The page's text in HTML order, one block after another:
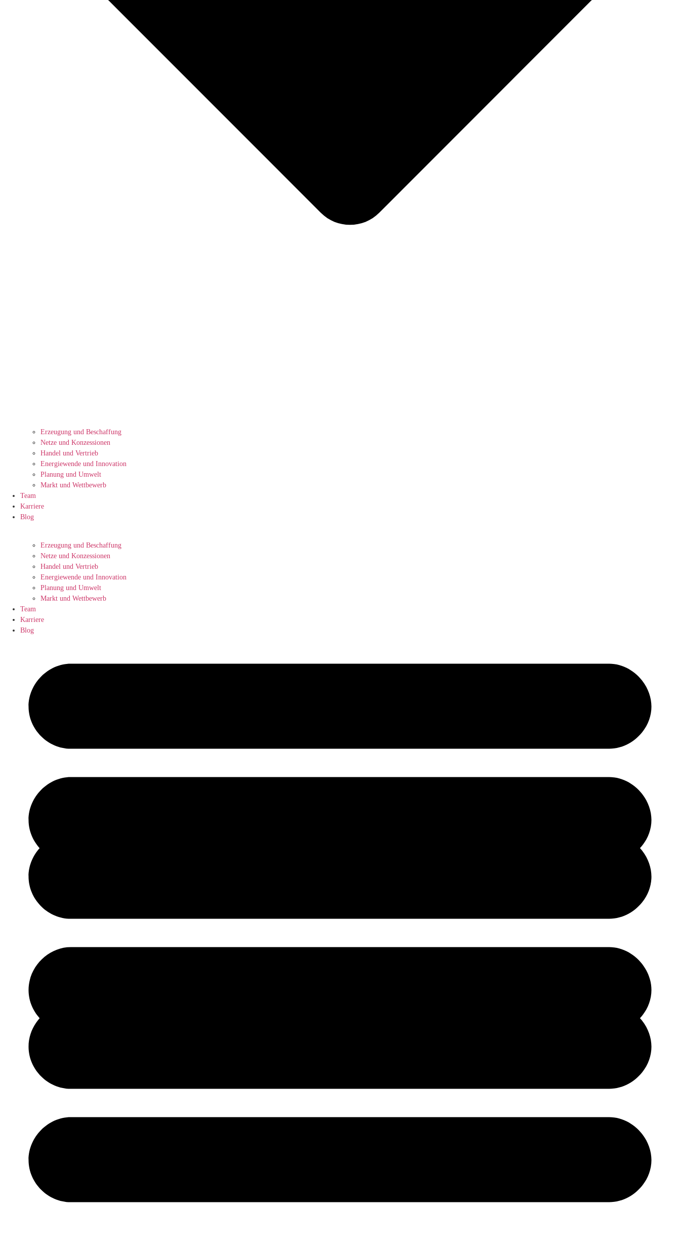
Erzeugung und Beschaffung
Netze und Konzessionen
Handel und Vertrieb
Energiewende und Innovation
Planung und Umwelt
Markt und Wettbewerb
Team
Karriere
Blog
Erzeugung und Beschaffung
Netze und Konzessionen
Handel und Vertrieb
Energiewende und Innovation
Planung und Umwelt
Markt und Wettbewerb
Team
Karriere
Blog